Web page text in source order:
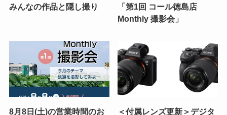
みんなの作品と隠し撮り
「第1回 コール徳島店
Monthly 撮影会」
8月8日(土)の営業時間のお
＜付属レンズ更新＞デジタ